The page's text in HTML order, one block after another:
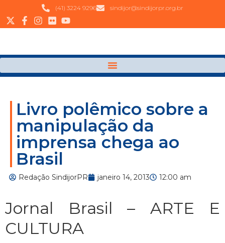
(41) 3224 9296 sindijor@sindijorpr.org.br
Livro polêmico sobre a
manipulação da
imprensa chega ao
Brasil
Redação SindijorPR janeiro 14, 2013 12:00 am
Jornal Brasil – ARTE E
CULTURA